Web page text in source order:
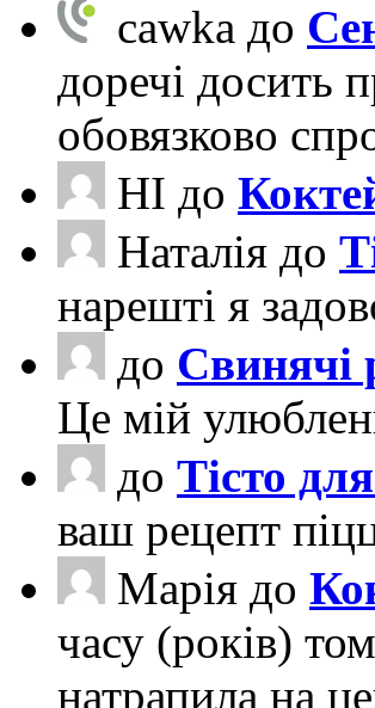
cawka до
доречі досить
обовязково
НІ до
Наталія до
нарешті я
до Свинячі
Це мій
до Тісто
ваш рецепт
Марія до
часу (років)
натрапила на